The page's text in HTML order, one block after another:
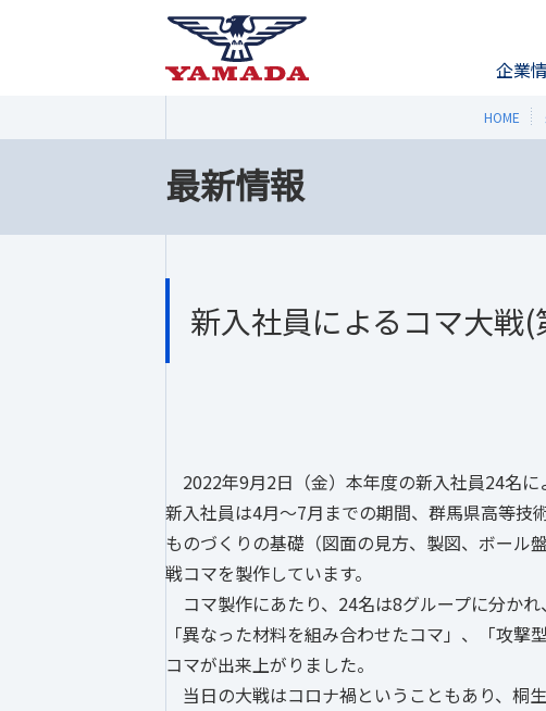
企業
HOME
最新情報
新入社員によるコマ大戦(
2022年9月2日（金）本年度の新入社員24名に
新入社員は4月～7月までの期間、群馬県高等技
ものづくりの基礎（図面の見方、製図、ボール
戦コマを製作しています。
コマ製作にあたり、24名は8グループに分か
「異なった材料を組み合わせたコマ」、「攻
コマが出来上がりました。
当日の大戦はコロナ禍ということもあり、桐